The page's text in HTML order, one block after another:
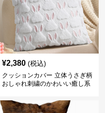
¥2,380 (税込)
クッションカバー 立体うさぎ柄
おしゃれ刺繍のかわいい癒し系